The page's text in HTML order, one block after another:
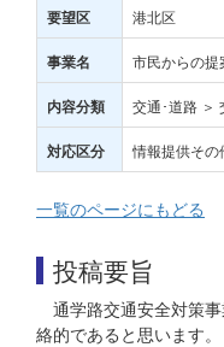
要望区 港北区
事業名 市民からの提
内容分類 交通･道路 ＞
対応区分 情報提供その
一覧のページにもどる
投稿要旨
通学路交通安全対策
絡的であると思います。